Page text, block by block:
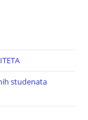
studenata